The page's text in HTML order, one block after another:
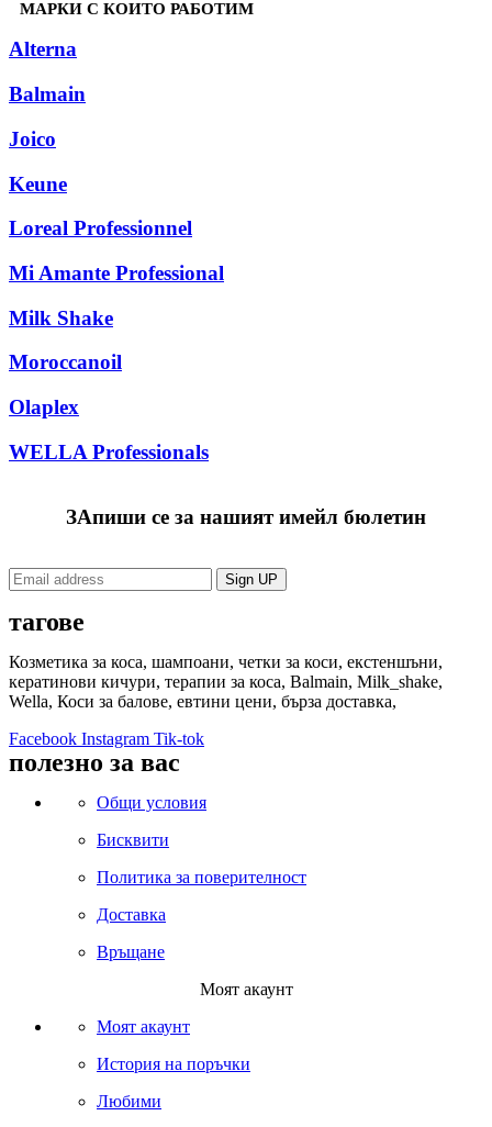
МАРКИ С КОИТО РАБОТИМ
Alterna
Balmain
Joico
Keune
Loreal Рrofessionnel
Mi Amante Professional
Milk Shake
Moroccanoil
Olaplex
WELLA Professionals
ЗАпиши се за нашият имейл бюлетин
тагове
Козметика за коса, шампоани, четки за коси, екстеншъни,
кератинови кичури, терапии за коса, Balmain, Milk_shake,
Wella, Коси за балове, евтини цени, бърза доставка,
Facebook Instagram Tik-tok
полезно за вас
Общи условия
Бисквити
Политика за поверителност
Доставка
Връщане
Моят акаунт
Моят акаунт
История на поръчки
Любими